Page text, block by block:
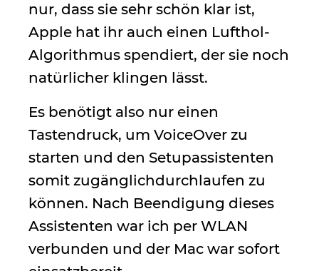
nur, dass sie sehr schön klar ist,
Apple hat ihr auch einen Lufthol-
Algorithmus spendiert, der sie noch
natürlicher klingen lässt.
Es benötigt also nur einen
Tastendruck, um VoiceOver zu
starten und den Setupassistenten
somit zugänglichdurchlaufen zu
können. Nach Beendigung dieses
Assistenten war ich per WLAN
verbunden und der Mac war sofort